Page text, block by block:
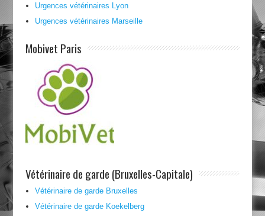
Urgences vétérinaires Lyon
Urgences vétérinaires Marseille
Mobivet Paris
Vétérinaire de garde (Bruxelles-Capitale)
Vétérinaire de garde Bruxelles
Vétérinaire de garde Koekelberg